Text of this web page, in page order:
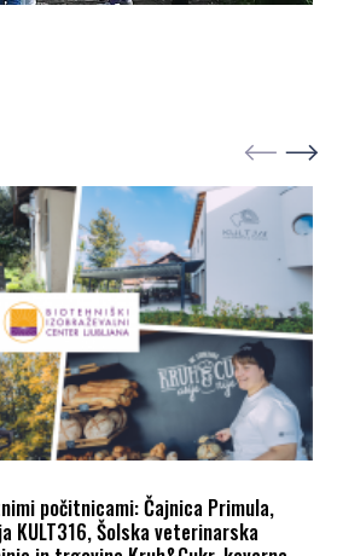
počitnicami: Čajnica Primula,
KULT316, Šolska veterinarska